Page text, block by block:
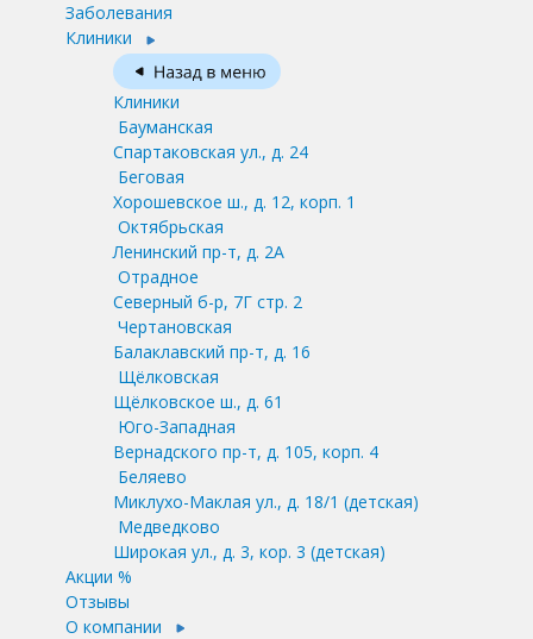
Заболевания
Клиники
Клиники
Бауманская
Спартаковская ул., д. 24
Беговая
Хорошевское ш., д. 12, корп. 1
Октябрьская
Ленинский пр-т, д. 2А
Отрадное
Северный б-р, 7Г стр. 2
Чертановская
Балаклавский пр-т, д. 16
Щёлковская
Щёлковское ш., д. 61
Юго-Западная
Вернадского пр-т, д. 105, корп. 4
Беляево
Миклухо-Маклая ул., д. 18/1 (детская)
Медведково
Широкая ул., д. 3, кор. 3 (детская)
Акции %
Отзывы
О компании